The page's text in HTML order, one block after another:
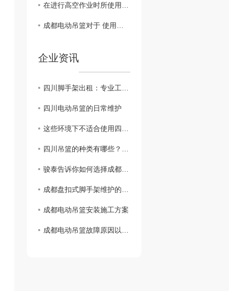
在进行高空作业时所使用的四川吊篮应该如何验收
成都电动吊篮对于 使用注意事项有哪些?
企业资讯
四川脚手架出租：专业工程搭建服务提供商
四川电动吊篮的日常维护
这些环境下不适合使用四川吊篮！
四川吊篮的种类有哪些？看这里！
骏泰告诉你如何选择成都吊篮生产厂家？
成都盘扣式脚手架维护的这点重要性
成都电动吊篮安装施工方案
成都电动吊篮故障原因以及处理方法汇总